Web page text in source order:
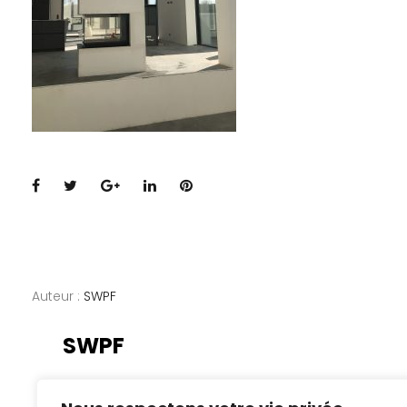
Facebook
TwitterGoogle+
LinkedInPinterest
Auteur : SWPF
SWPF